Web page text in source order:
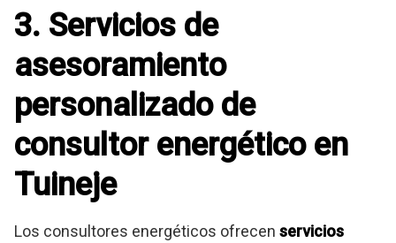
3. Servicios de
asesoramiento
personalizado de
consultor energético en
Tuineje
Los consultores energéticos ofrecen servicios